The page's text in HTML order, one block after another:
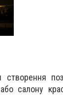
або салону